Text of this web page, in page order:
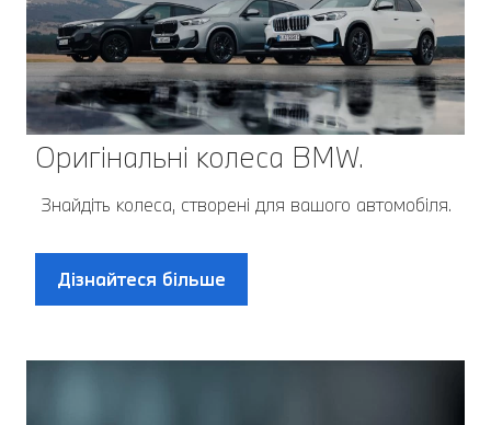
Оригінальні колеса BMW.
Знайдіть колеса, створені для вашого автомобіля.
Дізнайтеся більше